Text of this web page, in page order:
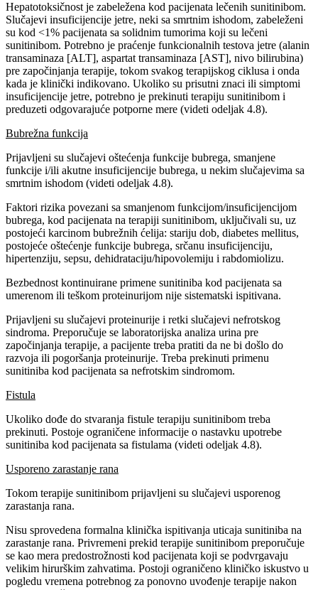
Hepatotoksičnost je zabeležena kod pacijenata lečenih sunitinibom.
Slučajevi insuficijencije jetre, neki sa smrtnim ishodom, zabeleženi
su kod <1% pacijenata sa solidnim tumorima koji su lečeni
sunitinibom. Potrebno je praćenje funkcionalnih testova jetre (alanin
transaminaza [ALT], aspartat transaminaza [AST], nivo bilirubina)
pre započinjanja terapije, tokom svakog terapijskog ciklusa i onda
kada je klinički indikovano. Ukoliko su prisutni znaci ili simptomi
insuficijencije jetre, potrebno je prekinuti terapiju sunitinibom i
preduzeti odgovarajuće potporne mere (videti odeljak 4.8).
Bubrežna funkcija
Prijavljeni su slučajevi oštećenja funkcije bubrega, smanjene
funkcije i/ili akutne insuficijencije bubrega, u nekim slučajevima sa
smrtnim ishodom (videti odeljak 4.8).
Faktori rizika povezani sa smanjenom funkcijom/insuficijencijom
bubrega, kod pacijenata na terapiji sunitinibom, uključivali su, uz
postojeći karcinom bubrežnih ćelija: stariju dob, diabetes mellitus,
postojeće oštećenje funkcije bubrega, srčanu insuficijenciju,
hipertenziju, sepsu, dehidrataciju/hipovolemiju i rabdomiolizu.
Bezbednost kontinuirane primene sunitiniba kod pacijenata sa
umerenom ili teškom proteinurijom nije sistematski ispitivana.
Prijavljeni su slučajevi proteinurije i retki slučajevi nefrotskog
sindroma. Preporučuje se laboratorijska analiza urina pre
započinjanja terapije, a pacijente treba pratiti da ne bi došlo do
razvoja ili pogoršanja proteinurije. Treba prekinuti primenu
sunitiniba kod pacijenata sa nefrotskim sindromom.
Fistula
Ukoliko dođe do stvaranja fistule terapiju sunitinibom treba
prekinuti. Postoje ograničene informacije o nastavku upotrebe
sunitiniba kod pacijenata sa fistulama (videti odeljak 4.8).
Usporeno zarastanje rana
Tokom terapije sunitinibom prijavljeni su slučajevi usporenog
zarastanja rana.
Nisu sprovedena formalna klinička ispitivanja uticaja sunitiniba na
zarastanje rana. Privremeni prekid terapije sunitinibom preporučuje
se kao mera predostrožnosti kod pacijenata koji se podvrgavaju
velikim hirurškim zahvatima. Postoji ograničeno kliničko iskustvo u
pogledu vremena potrebnog za ponovno uvođenje terapije nakon